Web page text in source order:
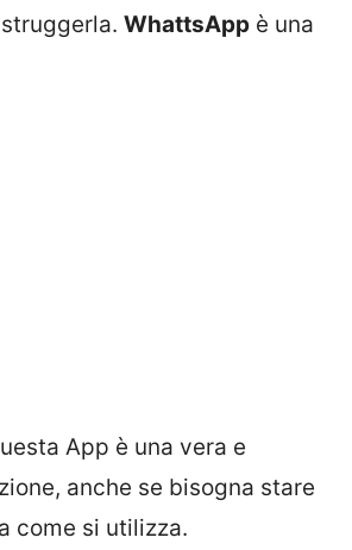
WhattsApp è una
App è una vera e
anche se bisogna stare
come si utilizza.